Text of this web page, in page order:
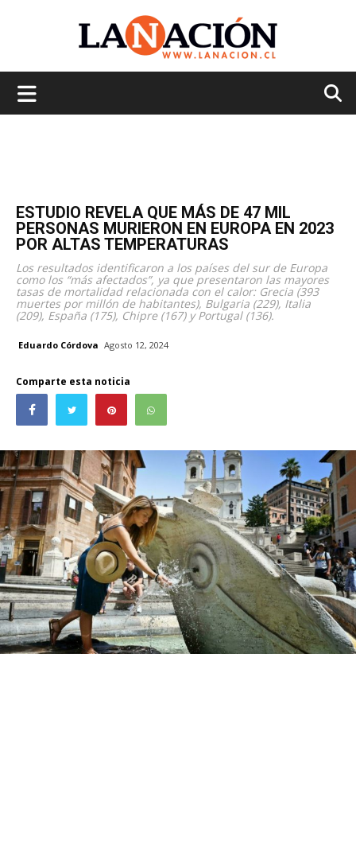
ESTUDIO REVELA QUE MÁS DE 47 MIL
PERSONAS MURIERON EN EUROPA EN 2023
POR ALTAS TEMPERATURAS
Los resultados identificaron a los países del sur de Europa
como los “más afectados”, ya que presentaron las mayores
tasas de mortalidad relacionada con el calor: Grecia (393
muertes por millón de habitantes), Bulgaria (229), Italia
(209), España (175), Chipre (167) y Portugal (136).
Eduardo Córdova Agosto 12, 2024
Comparte esta noticia